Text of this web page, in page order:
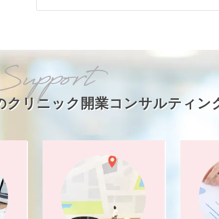
クリニック開業コンサルティン